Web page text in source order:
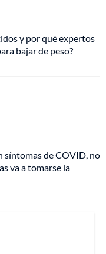
y por qué expertos
bajar de peso?
síntomas de COVID, no
va a tomarse la